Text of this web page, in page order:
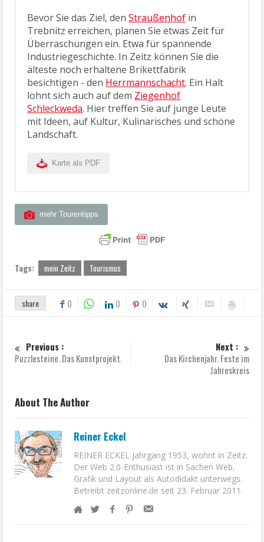
Bevor Sie das Ziel, denStraußenhof in
Trebnitz erreichen, planen Sie etwas Zeit für
Überraschungen ein. Etwa für spannende
Industriegeschichte. In Zeitz können Sie die
älteste noch erhaltene Brikettfabrik
besichtigen - den Herrmannschacht. Ein Halt
lohnt sich auch auf dem Ziegenhof
Schleckweda. Hier treffen Sie auf junge Leute
mit Ideen, auf Kultur, Kulinarisches und schöne
Landschaft.
Karte als PDF
mehr Tourentipps
Tags: mein Zeitz Tourismus
share 0 0 0
Previous :
Puzzlesteine. Das Kunstprojekt.
Next :
Das Kirchenjahr. Feste im
Jahreskreis
About The Author
Reiner Eckel
REINER ECKEL Jahrgang 1953, wohnt in Zeitz.
Der Web 2.0-Enthusiast ist in Sachen Web,
Grafik und Layout als Autodidakt unterwegs.
Betreibt zeitzonline.de seit 23. Februar 2011.